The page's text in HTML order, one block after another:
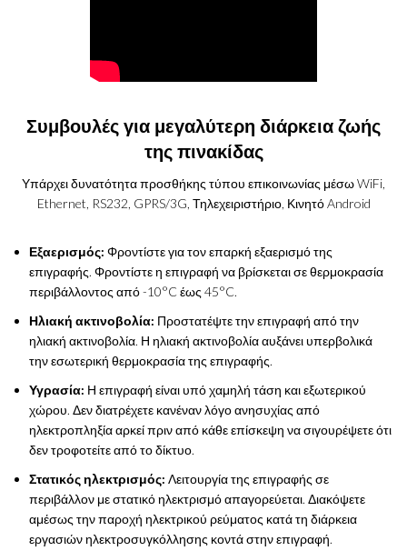
Συμβουλές για μεγαλύτερη διάρκεια ζωής
της πινακίδας
Υπάρχει δυνατότητα προσθήκης τύπου επικοινωνίας μέσω WiFi,
Ethernet, RS232, GPRS/3G, Τηλεχειριστήριο, Κινητό Android
Εξαερισμός: Φροντίστε για τον επαρκή εξαερισμό της
επιγραφής. Φροντίστε η επιγραφή να βρίσκεται σε θερμοκρασία
περιβάλλοντος από -10°C έως 45°C.
Ηλιακή ακτινοβολία: Προστατέψτε την επιγραφή από την
ηλιακή ακτινοβολία. Η ηλιακή ακτινοβολία αυξάνει υπερβολικά
την εσωτερική θερμοκρασία της επιγραφής.
Υγρασία: Η επιγραφή είναι υπό χαμηλή τάση και εξωτερικού
χώρου. Δεν διατρέχετε κανέναν λόγο ανησυχίας από
ηλεκτροπληξία αρκεί πριν από κάθε επίσκεψη να σιγουρέψετε ότι
δεν τροφοτείτε από το δίκτυο.
Στατικός ηλεκτρισμός: Λειτουργία της επιγραφής σε
περιβάλλον με στατικό ηλεκτρισμό απαγορεύεται. Διακόψετε
αμέσως την παροχή ηλεκτρικού ρεύματος κατά τη διάρκεια
εργασιών ηλεκτροσυγκόλλησης κοντά στην επιγραφή.